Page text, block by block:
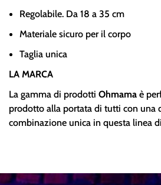
Regolabile. Da 18 a 35 cm
Materiale sicuro per il corpo
Taglia unica
LA MARCA
La gamma di prodotti Ohmama è
prodotto alla portata di tutti con una
combinazione unica in questa linea